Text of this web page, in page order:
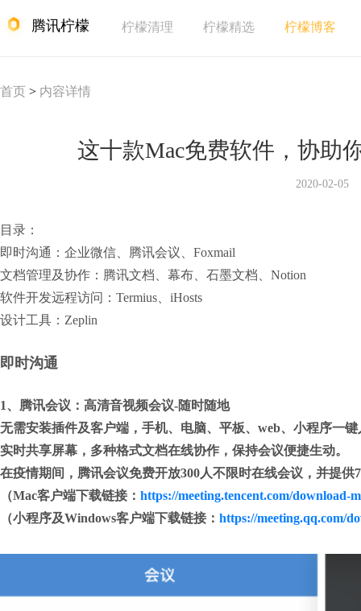
腾讯柠檬 柠檬清理 柠檬精选 柠檬博客
首页 > 内容详情
这十款Mac免费软件，协助
2020-02-05
目录：
即时沟通：企业微信、腾讯会议、Foxmail
文档管理及协作：腾讯文档、幕布、石墨文档、Notion
软件开发远程访问：Termius、iHosts
设计工具：Zeplin
即时沟通
1、腾讯会议：高清音视频会议-随时随地
无需安装插件及客户端，手机、电脑、平板、web、小程序一
实时共享屏幕，多种格式文档在线协作，保持会议便捷生动。
在疫情期间，腾讯会议免费开放300人不限时在线会议，并提供
（Mac客户端下载链接： https://meeting.tencent.com/download-
（小程序及Windows客户端下载链接： https://meeting.qq.com/